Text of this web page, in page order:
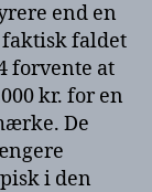
end en
faldet
forvente at
kr. for en
De
i den